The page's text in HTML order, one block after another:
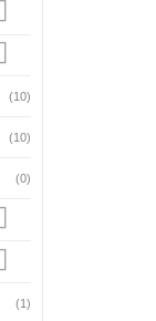
(10)
(10)
(0)
(1)